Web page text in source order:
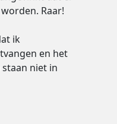
Raar!
ik
en het
niet in